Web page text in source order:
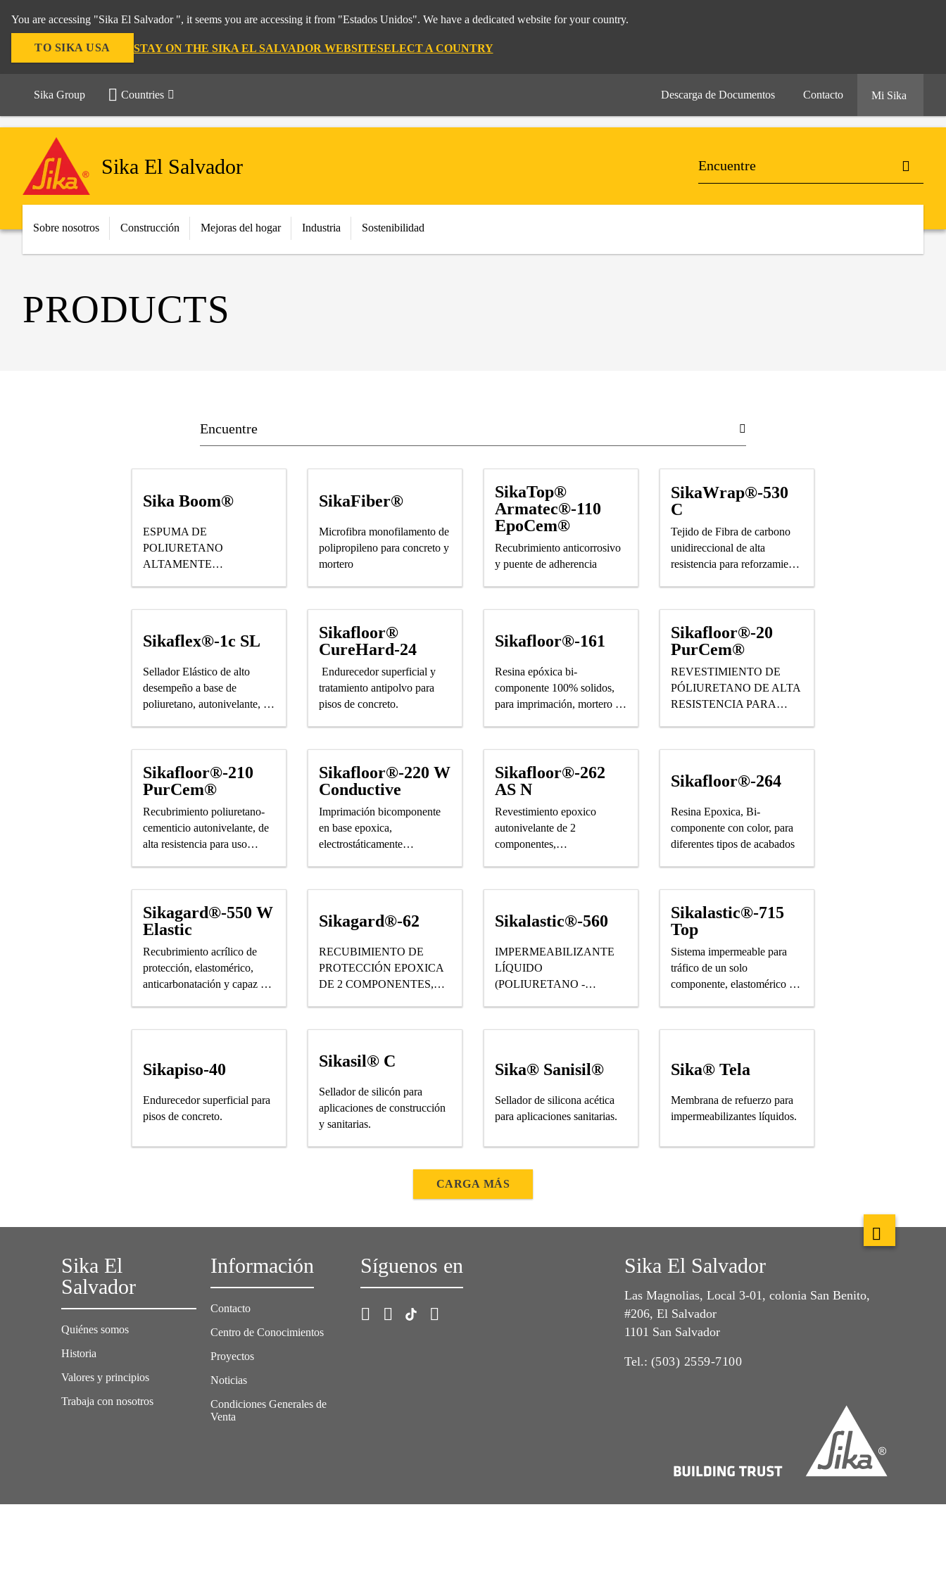
You are accessing "Sika El Salvador ", it seems you are accessing it from "Estados Unidos". We have a dedicated website for your country.
TO SIKA USA STAY ON THE SIKA EL SALVADOR WEBSITESELECT A COUNTRY
Sika Group Countries Descarga de Documentos Contacto Mi Sika
Sika El Salvador
Sobre nosotros Construcción Mejoras del hogar Industria Sostenibilidad
PRODUCTS
Sika Boom®
ESPUMA DE
POLIURETANO
ALTAMENTE
AISLAMIENTOS
SikaFiber®
Microfibra monofilamento de
polipropileno para concreto y
mortero
SikaTop®
Armatec®-110
EpoCem®
Recubrimiento anticorrosivo
y puente de adherencia
SikaWrap®-530
C
Tejido de Fibra de carbono
unidireccional de alta
resistencia para reforzamiento
Sikaflex®-1c SL
Sellador Elástico de alto
desempeño a base de
poliuretano, autonivelante, de
Sikafloor®
CureHard-24
Endurecedor superficial y
tratamiento antipolvo para
pisos de concreto.
Sikafloor®-161
Resina epóxica bi-
componente 100% solidos,
para imprimación, mortero de
Sikafloor®-20
PurCem®
REVESTIMIENTO DE
PÓLIURETANO DE ALTA
RESISTENCIA PARA
MECANICAS
Sikafloor®-210
PurCem®
Recubrimiento poliuretano-
cementicio autonivelante, de
alta resistencia para uso
Sikafloor®-220 W
Conductive
Imprimación bicomponente
en base epoxica,
electrostáticamente
Sikafloor®-262
AS N
Revestimiento epoxico
autonivelante de 2
componentes,
Sikafloor®-264
Resina Epoxica, Bi-
componente con color, para
diferentes tipos de acabados
Sikagard®-550 W
Elastic
Recubrimiento acrílico de
protección, elastomérico,
anticarbonatación y capaz de
armado contra el ingreso de
gases.
Sikagard®-62
RECUBIMIENTO DE
PROTECCIÓN EPOXICA
DE 2 COMPONENTES,
ALTAS RESISTENCIAS
MECÁNICAS
Sikalastic®-560
IMPERMEABILIZANTE
LÍQUIDO
(POLIURETANO -
LA TECNOLOGÍA (CET)
Sikalastic®-715
Top
Sistema impermeable para
tráfico de un solo
componente, elastomérico y
Sikapiso-40
Endurecedor superficial para
pisos de concreto.
Sikasil® C
Sellador de silicón para
aplicaciones de construcción
y sanitarias.
Sika® Sanisil®
Sellador de silicona acética
para aplicaciones sanitarias.
Sika® Tela
Membrana de refuerzo para
impermeabilizantes líquidos.
CARGA MÁS
Sika El
Salvador
Quiénes somos
Historia
Valores y principios
Trabaja con nosotros
Información
Contacto
Centro de Conocimientos
Proyectos
Noticias
Condiciones Generales de
Venta
Síguenos en Sika El Salvador
Las Magnolias, Local 3-01, colonia San Benito,
#206, El Salvador
1101 San Salvador
Tel.: (503) 2559-7100